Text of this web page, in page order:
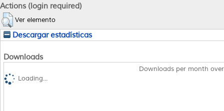
Actions (login required)
Ver elemento
Descargar estadísticas
Downloads
Downloads per month
Loading...